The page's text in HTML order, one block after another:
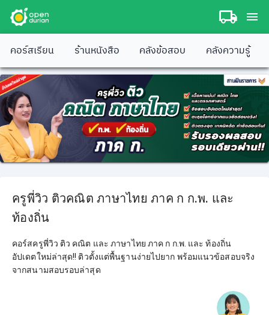
คอร์สเรียน ร้านหนังสือ คลังข้อสอบ คลังความรู้
ครูพี่วิว ติวคณิต ภาษาไทย ภาค ก ก.พ. และ
ท้องถิ่น
คอร์สครูพี่วิว ติว คณิต และ ภาษาไทย ภาค ก ก.พ. และ ท้องถิ่น
อัปเดตใหม่ล่าสุด!! ติวตั้งแต่พื้นฐานง่ายไปยาก พร้อมแนวข้อสอบจริง
จากสนามสอบรอบล่าสุด